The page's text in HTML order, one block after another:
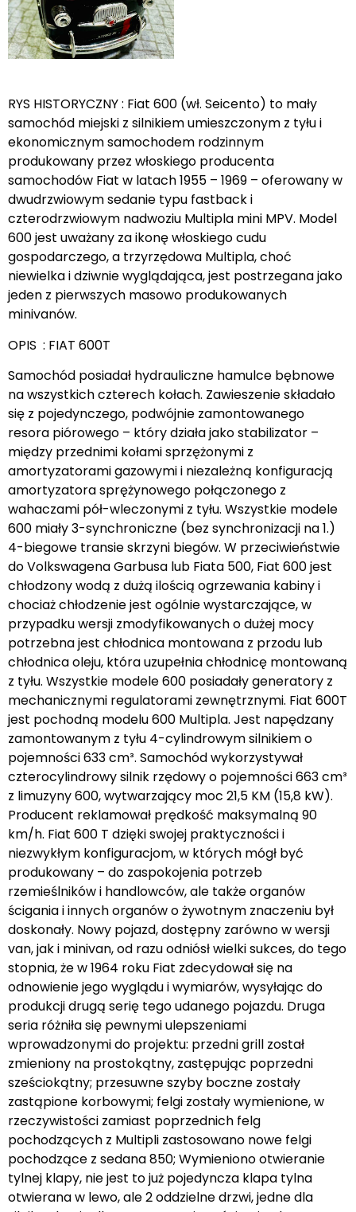
RYS HISTORYCZNY : Fiat 600 (wł. Seicento) to mały
samochód miejski z silnikiem umieszczonym z tyłu i
ekonomicznym samochodem rodzinnym
produkowany przez włoskiego producenta
samochodów Fiat w latach 1955 – 1969 – oferowany w
dwudrzwiowym sedanie typu fastback i
czterodrzwiowym nadwoziu Multipla mini MPV. Model
600 jest uważany za ikonę włoskiego cudu
gospodarczego, a trzyrzędowa Multipla, choć
niewielka i dziwnie wyglądająca, jest postrzegana jako
jeden z pierwszych masowo produkowanych
minivanów.
OPIS : FIAT 600T
Samochód posiadał hydrauliczne hamulce bębnowe
na wszystkich czterech kołach. Zawieszenie składało
się z pojedynczego, podwójnie zamontowanego
resora piórowego – który działa jako stabilizator –
między przednimi kołami sprzężonymi z
amortyzatorami gazowymi i niezależną konfiguracją
amortyzatora sprężynowego połączonego z
wahaczami pół-wleczonymi z tyłu. Wszystkie modele
600 miały 3-synchroniczne (bez synchronizacji na 1.)
4-biegowe transie skrzyni biegów. W przeciwieństwie
do Volkswagena Garbusa lub Fiata 500, Fiat 600 jest
chłodzony wodą z dużą ilością ogrzewania kabiny i
chociaż chłodzenie jest ogólnie wystarczające, w
przypadku wersji zmodyfikowanych o dużej mocy
potrzebna jest chłodnica montowana z przodu lub
chłodnica oleju, która uzupełnia chłodnicę montowaną
z tyłu. Wszystkie modele 600 posiadały generatory z
mechanicznymi regulatorami zewnętrznymi. Fiat 600T
jest pochodną modelu 600 Multipla. Jest napędzany
zamontowanym z tyłu 4-cylindrowym silnikiem o
pojemności 633 cm³. Samochód wykorzystywał
czterocylindrowy silnik rzędowy o pojemności 663 cm³
z limuzyny 600, wytwarzający moc 21,5 KM (15,8 kW).
Producent reklamował prędkość maksymalną 90
km/h. Fiat 600 T dzięki swojej praktyczności i
niezwykłym konfiguracjom, w których mógł być
produkowany – do zaspokojenia potrzeb
rzemieślników i handlowców, ale także organów
ścigania i innych organów o żywotnym znaczeniu był
doskonały. Nowy pojazd, dostępny zarówno w wersji
van, jak i minivan, od razu odniósł wielki sukces, do tego
stopnia, że w 1964 roku Fiat zdecydował się na
odnowienie jego wyglądu i wymiarów, wysyłając do
produkcji drugą serię tego udanego pojazdu. Druga
seria różniła się pewnymi ulepszeniami
wprowadzonymi do projektu: przedni grill został
zmieniony na prostokątny, zastępując poprzedni
sześciokątny; przesuwne szyby boczne zostały
zastąpione korbowymi; felgi zostały wymienione, w
rzeczywistości zamiast poprzednich felg
pochodzących z Multipli zastosowano nowe felgi
pochodzące z sedana 850; Wymieniono otwieranie
tylnej klapy, nie jest to już pojedyncza klapa tylna
otwierana w lewo, ale 2 oddzielne drzwi, jedne dla